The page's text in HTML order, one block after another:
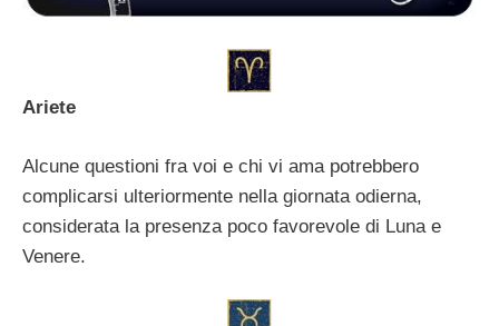
Ariete
Alcune questioni fra voi e chi vi ama potrebbero
complicarsi ulteriormente nella giornata odierna,
considerata la presenza poco favorevole di Luna e
Venere.